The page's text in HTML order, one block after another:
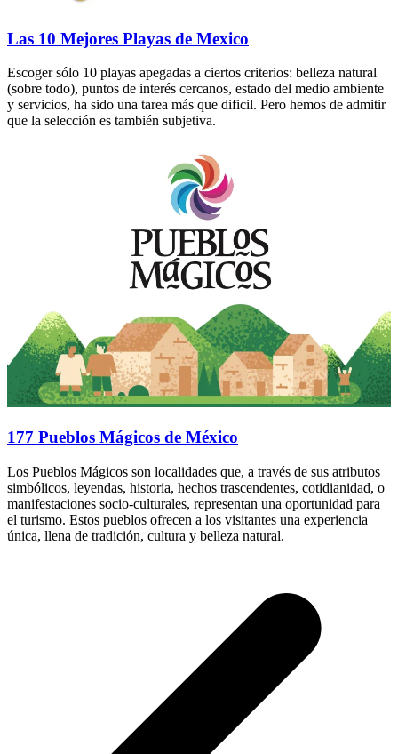
Las 10 Mejores Playas de Mexico
Escoger sólo 10 playas apegadas a ciertos criterios: belleza natural
(sobre todo), puntos de interés cercanos, estado del medio ambiente
y servicios, ha sido una tarea más que dificil. Pero hemos de admitir
que la selección es también subjetiva.
177 Pueblos Mágicos de México
Los Pueblos Mágicos son localidades que, a través de sus atributos
simbólicos, leyendas, historia, hechos trascendentes, cotidianidad, o
manifestaciones socio-culturales, representan una oportunidad para
el turismo. Estos pueblos ofrecen a los visitantes una experiencia
única, llena de tradición, cultura y belleza natural.